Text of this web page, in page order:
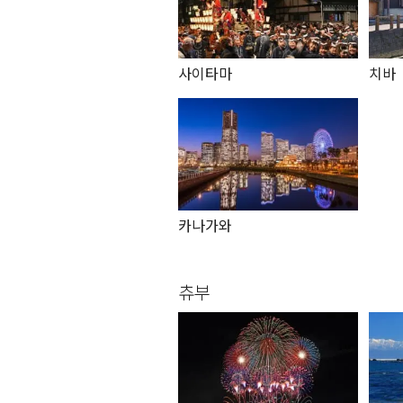
사이타마 치바
카나가와
츄부